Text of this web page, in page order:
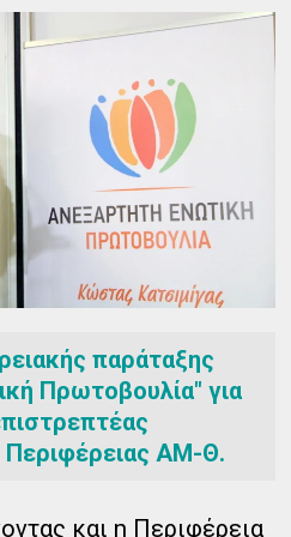
παράταξης
Πρωτοβουλία" για
ΑΜ-Θ.
και η Περιφέρεια